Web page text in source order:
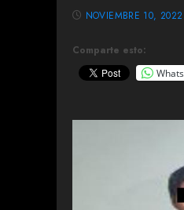
Comparte esto:
NOVIEMBRE 10, 2022